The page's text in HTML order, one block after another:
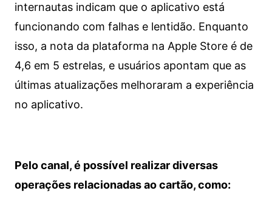
internautas indicam que o aplicativo está
funcionando com falhas e lentidão. Enquanto
isso, a nota da plataforma na Apple Store é de
4,6 em 5 estrelas, e usuários apontam que as
últimas atualizações melhoraram a experiência
no aplicativo.
Pelo canal, é possível realizar diversas
operações relacionadas ao cartão, como: